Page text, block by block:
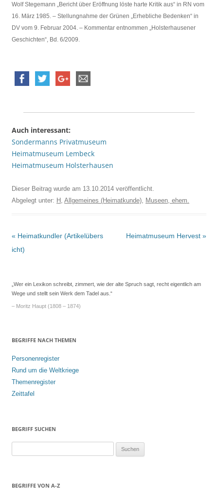
Wolf Stegemann „Bericht über Eröffnung löste harte Kritik aus“ in RN vom
16. März 1985. – Stellungnahme der Grünen „Erhebliche Bedenken“ in
DV vom 9. Februar 2004. – Kommentar entnommen „Holsterhausener
Geschichten“, Bd. 6/2009.
Auch interessant:
Sondermanns Privatmuseum
Heimatmuseum Lembeck
Heimatmuseum Holsterhausen
Dieser Beitrag wurde am 13.10.2014 veröffentlicht.
Abgelegt unter: H Allgemeines (Heimatkunde) Museen, ehem.
Beitrags-
Navigation
« Heimatkundler (Artikelübers
icht)
Heimatmuseum Hervest »
„Wer ein Lexikon schreibt, zimmert, wie der alte Spruch sagt, recht eigentlich am
Wege und stellt sein Werk dem Tadel aus.“
– Moritz Haupt (1808 – 1874)
BEGRIFFE NACH THEMEN
Personenregister
Rund um die Weltkriege
Themenregister
Zeittafel
BEGRIFF SUCHEN
h
BEGRIFFE VON A-Z